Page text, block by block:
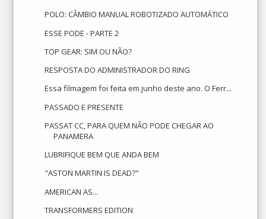
POLO: CÂMBIO MANUAL ROBOTIZADO AUTOMÁTICO
ESSE PODE - PARTE 2
TOP GEAR: SIM OU NÃO?
RESPOSTA DO ADMINISTRADOR DO RING
Essa filmagem foi feita em junho deste ano. O Ferr...
PASSADO E PRESENTE
PASSAT CC, PARA QUEM NÃO PODE CHEGAR AO
PANAMERA
LUBRIFIQUE BEM QUE ANDA BEM
"ASTON MARTIN IS DEAD?"
AMERICAN AS...
TRANSFORMERS EDITION